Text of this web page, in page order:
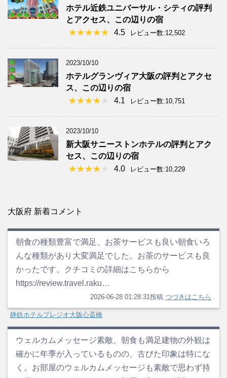
ホテル近鉄ユニバーサル・シティの評判
とアクセス、この辺りの宿
4.5
レビュー数:12,502
2023/10/10
ホテルグランヴィア大阪の評判とアクセ
ス、この辺りの宿
4.1
レビュー数:10,751
2023/10/10
新大阪サニーストンホテルの評判とアク
セス、この辺りの宿
4.0
レビュー数:10,229
大阪府 新着コメント
朝食の種類豊富で満足、お茶サービスも良い朝食いろ
んな種類があり大変満足でした。お茶のサービスも良
かったです。クチコミの詳細はこちらから
https://review.travel.raku…
2026-06-28 01:28:31投稿 つづきはこちら
静鉄ホテルプレジオ大阪心斎橋
ウェルカムメッセージ素敵、朝食も満足建物の外観は
確かに年季が入っているものの、古びた印象は特にな
く。お部屋のウェルカムメッセージも素敵で思わず持